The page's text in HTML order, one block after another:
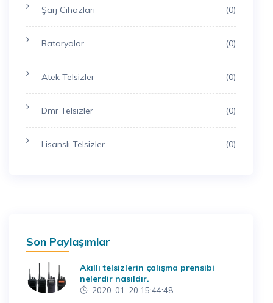
Şarj Cihazları (0)
Bataryalar (0)
Atek Telsizler (0)
Dmr Telsizler (0)
Lisanslı Telsizler (0)
Son Paylaşımlar
Akıllı telsizlerin çalışma prensibi
nelerdir nasıldır.
2020-01-20 15:44:48